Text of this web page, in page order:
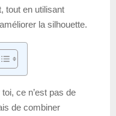
tout en utilisant
la silhouette.
ce n’est pas de
de combiner